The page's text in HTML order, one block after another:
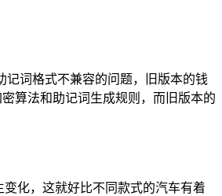
记词格式不兼容的问题，旧版本的钱
算法和助记词生成规则，而旧版本的
化，这就好比不同款式的汽车有着